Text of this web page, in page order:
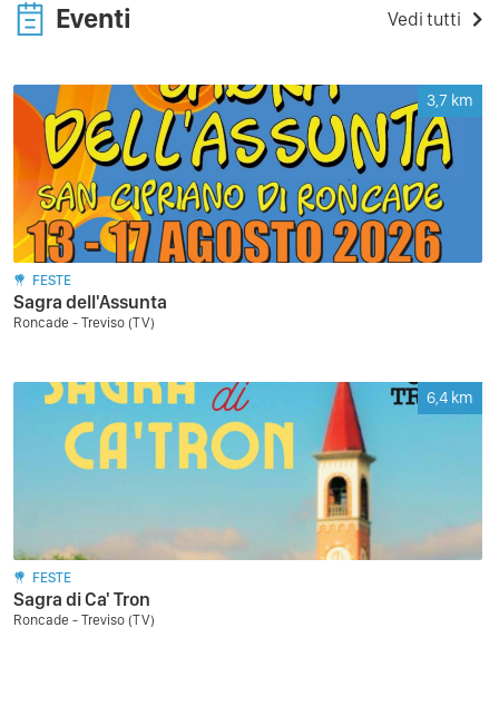
Eventi Vedi tutti
3,7 km
FESTE
Sagra dell'Assunta
Roncade - Treviso (TV)
6,4 km
FESTE
Sagra di Ca' Tron
Roncade - Treviso (TV)